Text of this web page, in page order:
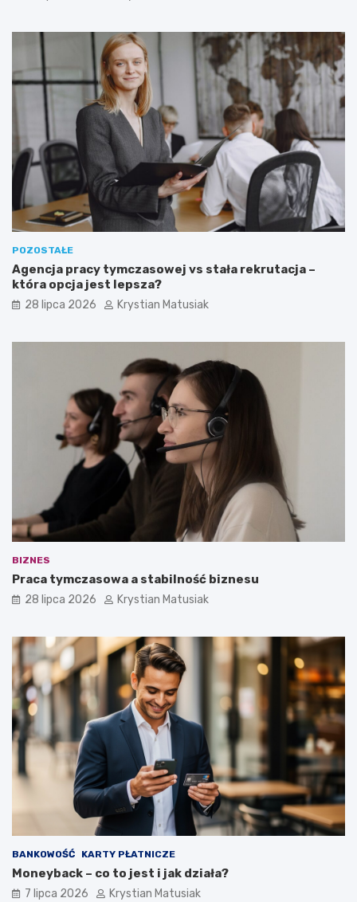
POZOSTAŁE
Agencja pracy tymczasowej vs stała rekrutacja –
która opcja jest lepsza?
28 lipca 2026 Krystian Matusiak
BIZNES
Praca tymczasowa a stabilność biznesu
28 lipca 2026 Krystian Matusiak
BANKOWOŚĆ KARTY PŁATNICZE
Moneyback – co to jest i jak działa?
7 lipca 2026 Krystian Matusiak